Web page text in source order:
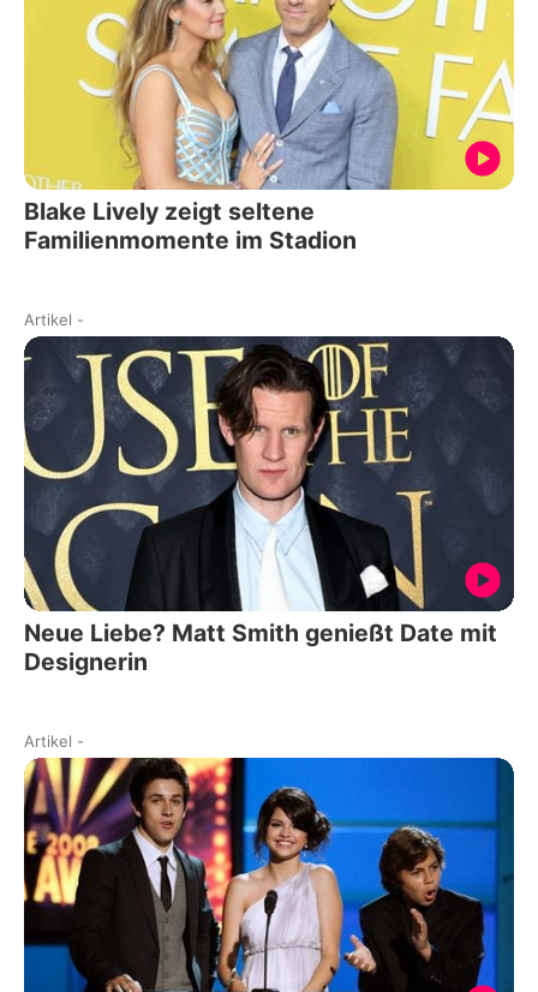
Blake Lively zeigt seltene
Familienmomente im Stadion
Artikel -
Neue Liebe? Matt Smith genießt Date mit
Designerin
Artikel -